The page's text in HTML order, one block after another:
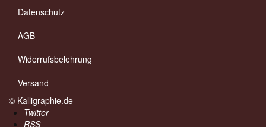
Datenschutz
AGB
Widerrufsbelehrung
Versand
© Kalligraphie.de
Twitter
RSS